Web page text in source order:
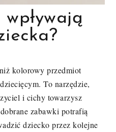
kolorowy przedmiot
To narzędzie,
i cichy towarzysz
zabawki potrafią
dziecko przez kolejne